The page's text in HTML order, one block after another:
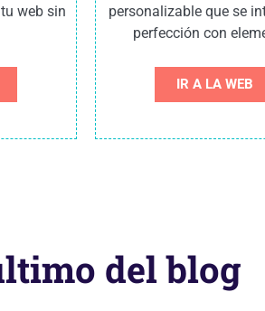
web sin
personalizable que se
perfección con
IR A LA WEB
del blog